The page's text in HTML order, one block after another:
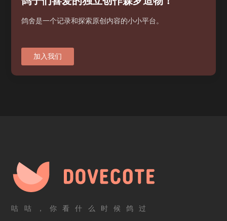
鸽舍是一个记录和探索原创内容的小小平台。
加入我们
咕咕，你看什么时候鸽过